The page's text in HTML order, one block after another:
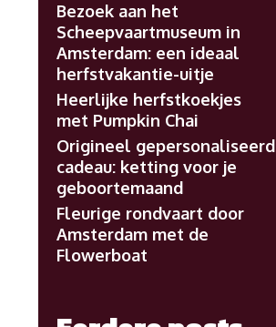
Bezoek aan het
Scheepvaartmuseum in
Amsterdam: een ideaal
herfstvakantie-uitje
Heerlijke herfstkoekjes
met Pumpkin Chai
Origineel gepersonaliseerd
cadeau: ketting voor je
geboortemaand
Fleurige rondvaart door
Amsterdam met de
Flowerboat